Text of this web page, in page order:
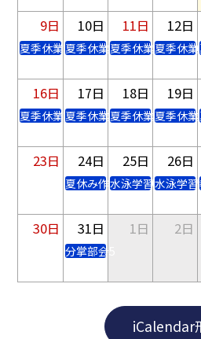
9日
夏季休業17
10日
夏季休業18
11日
夏季休業19 山
12日
夏季休
16日
夏季休業24
17日
夏季休業25
18日
夏季休業26
19日
夏季休
23日 24日
夏休み作品展（～9月2日）
25日
水泳学習（5年）
26日
水泳学習
30日 31日
分掌部会5
1日 2日
iCalendar